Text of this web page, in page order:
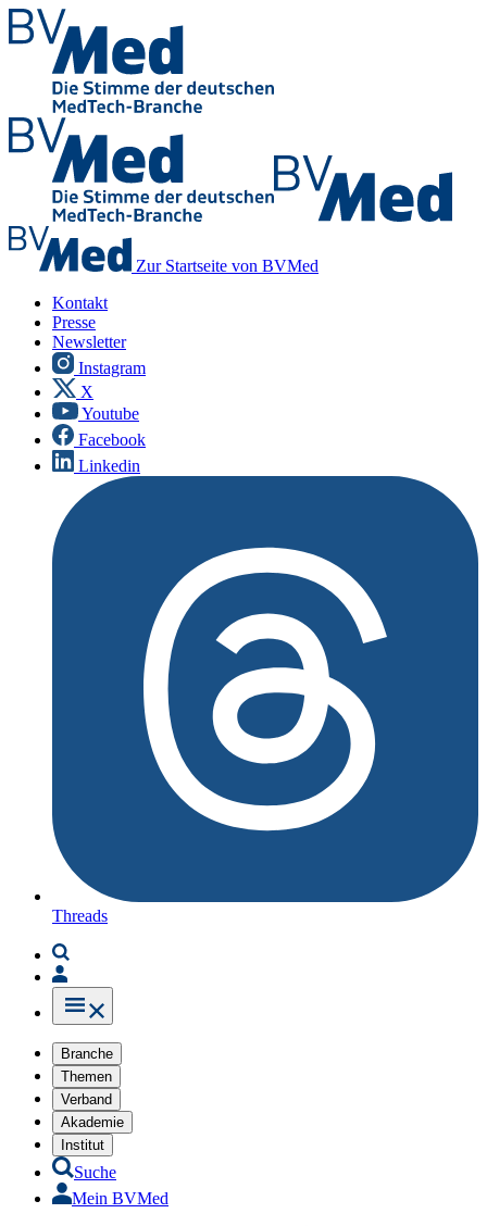
Zur Startseite von BVMed
Kontakt
Presse
Newsletter
Instagram
X
Youtube
Facebook
Linkedin
Threads
Branche
Themen
Verband
Akademie
Institut
Suche
Mein BVMed